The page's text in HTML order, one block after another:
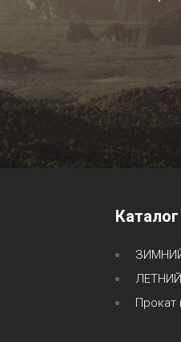
18 марта
Максим
Каталог
Прокат